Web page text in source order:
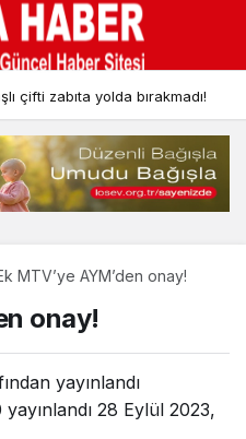
çifti zabıta yolda bırakmadı!
MTV’ye AYM’den onay!
onay!
yayınlandı
yayınlandı 28 Eylül 2023,